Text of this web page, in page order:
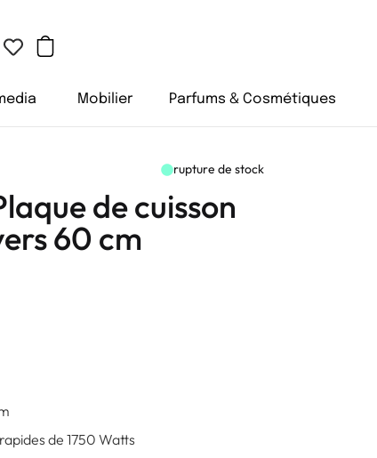
Mobilier Parfums & Cosmétiques
rupture de stock
de cuisson
60 cm
de 1750 Watts